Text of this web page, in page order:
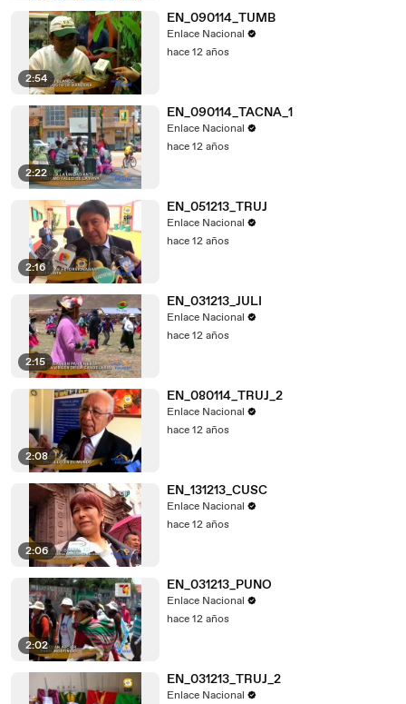
2:54
EN_090114_TUMB
Enlace Nacional
hace 12 años
2:22
EN_090114_TACNA_1
Enlace Nacional
hace 12 años
2:16
EN_051213_TRUJ
Enlace Nacional
hace 12 años
2:15
EN_031213_JULI
Enlace Nacional
hace 12 años
2:08
EN_080114_TRUJ_2
Enlace Nacional
hace 12 años
2:06
EN_131213_CUSC
Enlace Nacional
hace 12 años
2:02
EN_031213_PUNO
Enlace Nacional
hace 12 años
EN_031213_TRUJ_2
Enlace Nacional